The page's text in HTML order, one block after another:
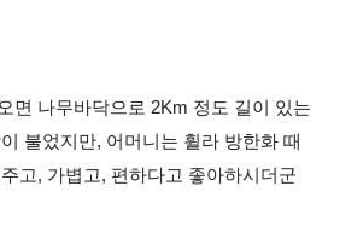
면 나무바닥으로 2Km 정도 길이 있는
불었지만, 어머니는 휠라 방한화 때
고, 가볍고, 편하다고 좋아하시더군